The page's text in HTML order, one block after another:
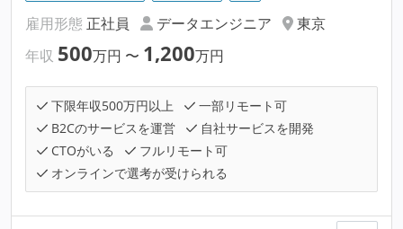
雇用形態 正社員 データエンジニア
東京
年収 500万円 〜 1,200万円
下限年収500万円以上
一部リモート可
B2Cのサービスを運営
自社サービスを開発
CTOがいる
フルリモート可
オンラインで選考が受けられる